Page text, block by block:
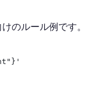
のルール例です。